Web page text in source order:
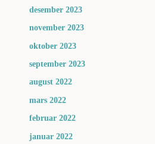
desember 2023
november 2023
oktober 2023
september 2023
august 2022
mars 2022
februar 2022
januar 2022